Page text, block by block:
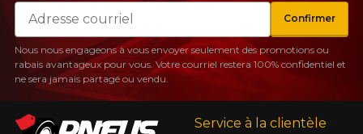
Service à la clientèle
Courriel
Confirmer
Nous nous engageons à vous envoyer seulement des promotions ou
rabais avantageux pour vous. Votre courriel restera 100% confidentiel et
ne sera jamais partagé ou vendu.